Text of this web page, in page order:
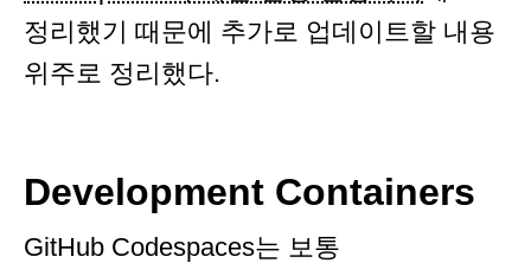
정리했기 때문에 추가로 업데이트할 내용
위주로 정리했다.
Development Containers
GitHub Codespaces는 보통